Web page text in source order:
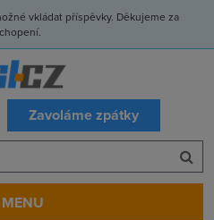
vkládat příspěvky. Děkujeme za
Zavoláme zpátky